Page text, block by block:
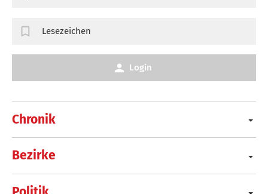
Chronik
Bezirke
Lesezeichen
Login